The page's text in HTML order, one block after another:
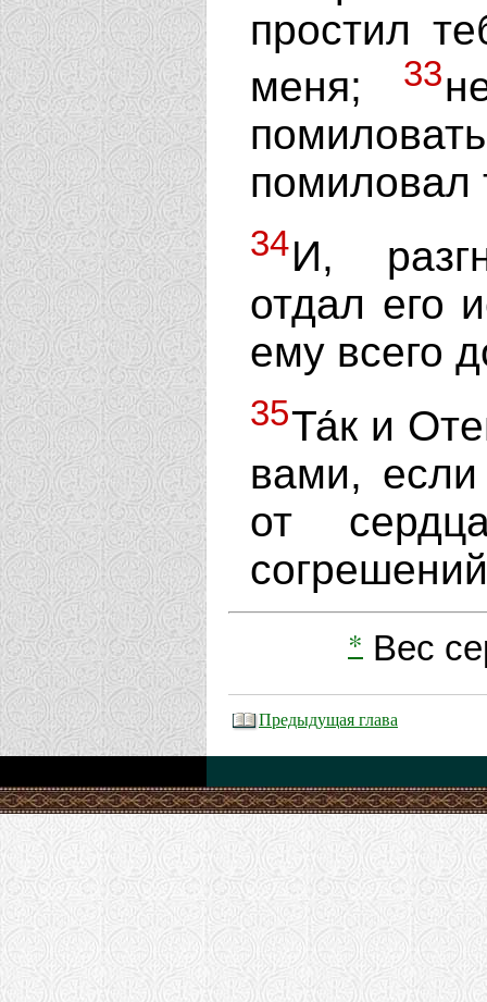
простил
меня;
33
помиловал
34И,
отдал его
ему всего
35Та́к и
вами,
от
* Вес
Предыдущая глава